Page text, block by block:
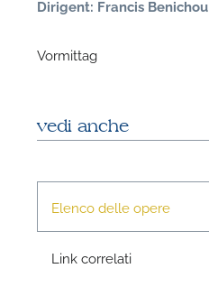
Dirigent: Francis Benichou
Vormittag
vedi anche
Elenco delle opere
Link correlati